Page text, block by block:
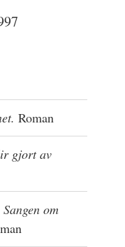
Roman
gjort av
om